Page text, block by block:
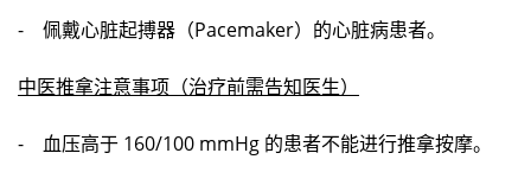
- 佩戴心脏起搏器（Pacemaker）的心脏病患者。
中医推拿注意事项（治疗前需告知医生）
- 血压高于 160/100 mmHg 的患者不能进行推拿按摩。